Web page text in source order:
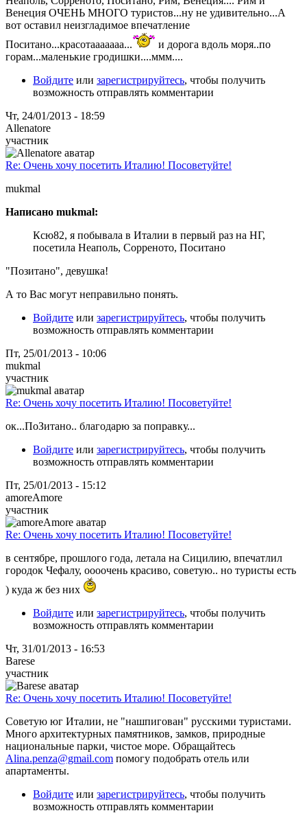
Венеция ОЧЕНЬ МНОГО туристов...ну не удивительно...А
вот оставил неизгладимое впечатление
Поситано...красотааааааа...
и дорога вдоль моря..по
горам...маленькие гродишки....ммм....
Войдите или зарегистрируйтесь, чтобы получить
возможность отправлять комментарии
Чт, 24/01/2013 - 18:59
Allenatore
участник
Re: Очень хочу посетить Италию! Посоветуйте!
mukmal
Написано mukmal:
Ксю82, я побывала в Италии в первый раз на НГ,
посетила Неаполь, Сорреното, Поситано
"Позитано", девушка!
А то Вас могут неправильно понять.
Войдите или зарегистрируйтесь, чтобы получить
возможность отправлять комментарии
Пт, 25/01/2013 - 10:06
mukmal
участник
Re: Очень хочу посетить Италию! Посоветуйте!
ок...ПоЗитано.. благодарю за поправку...
Войдите или зарегистрируйтесь, чтобы получить
возможность отправлять комментарии
Пт, 25/01/2013 - 15:12
amoreAmore
участник
Re: Очень хочу посетить Италию! Посоветуйте!
в сентябре, прошлого года, летала на Сицилию, впечатлил
городок Чефалу, оооочень красиво, советую.. но туристы есть
) куда ж без них
Войдите или зарегистрируйтесь, чтобы получить
возможность отправлять комментарии
Чт, 31/01/2013 - 16:53
Barese
участник
Re: Очень хочу посетить Италию! Посоветуйте!
Советую юг Италии, не "нашпигован" русскими туристами.
Много архитектурных памятников, замков, природные
национальные парки, чистое море. Обращайтесь
Alina.penza@gmail.com помогу подобрать отель или
апартаменты.
Войдите или зарегистрируйтесь, чтобы получить
возможность отправлять комментарии